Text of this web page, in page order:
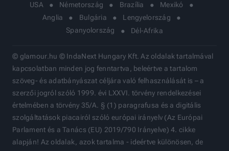
USA Németország Brazília
Mexikó
Anglia
Bulgária
Lengyelország
Spanyolország
Dél-Afrika
© glamour.hu © IndaNext Hungary Kft. Az oldalak tartalmával
kapcsolatban minden jog fenntartva, beleértve a tartalom
szöveg- és adatbányászat céljára való felhasználását is – a
szerzői jogról szóló 1999. évi LXXVI. törvény rendelkezései
értelmében a törvény 35/A. § (1) paragrafusa és a digitális
szolgáltatások piacairól szóló európai irányelv (Az Európai
Parlament és a Tanács (EU) 2019/790 Irányelve) 4. cikke
alapján! Az oldalak, azok tartalma - ideértve különösen, de